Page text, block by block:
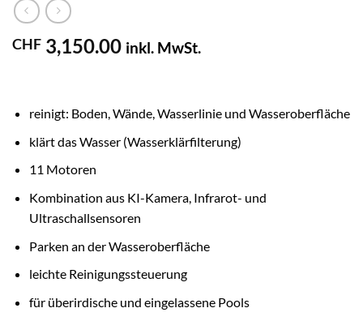
CHF 3,150.00 inkl. MwSt.
reinigt: Boden, Wände, Wasserlinie und Wasseroberfläche
klärt das Wasser (Wasserklärfilterung)
11 Motoren
Kombination aus KI-Kamera, Infrarot- und
Ultraschallsensoren
Parken an der Wasseroberfläche
leichte Reinigungssteuerung
für überirdische und eingelassene Pools